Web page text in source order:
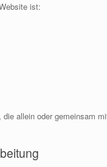
ist:
allein oder gemeinsam